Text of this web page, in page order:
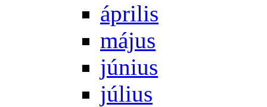
áp­ri­lis
má­jus
jú­ni­us
jú­li­us